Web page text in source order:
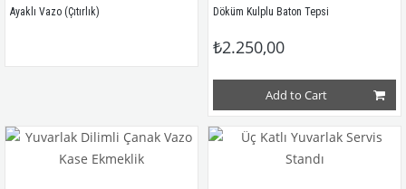
Ayaklı Vazo (Çıtırlık) Döküm Kulplu Baton Tepsi
₺2.250,00
Add to Cart